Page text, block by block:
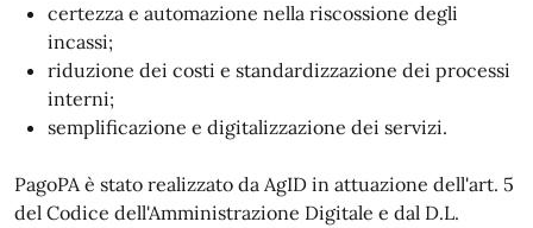
certezza e automazione nella riscossione degli
incassi;
riduzione dei costi e standardizzazione dei processi
interni;
semplificazione e digitalizzazione dei servizi.
PagoPA è stato realizzato da AgID in attuazione dell'art. 5
del Codice dell'Amministrazione Digitale e dal D.L.